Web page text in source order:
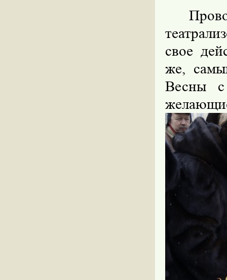
свое
же,
Весны с